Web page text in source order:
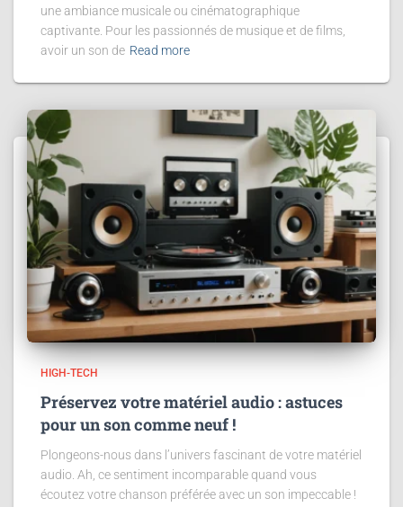
une ambiance musicale ou cinématographique
captivante. Pour les passionnés de musique et de films,
avoir un son de Read more
HIGH-TECH
Préservez votre matériel audio : astuces
pour un son comme neuf !
Plongeons-nous dans l’univers fascinant de votre matériel
audio. Ah, ce sentiment incomparable quand vous
écoutez votre chanson préférée avec un son impeccable !